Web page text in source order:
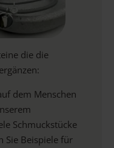
die die
ergänzen:
dem Menschen
Schmuckstücke
Sie Beispiele für